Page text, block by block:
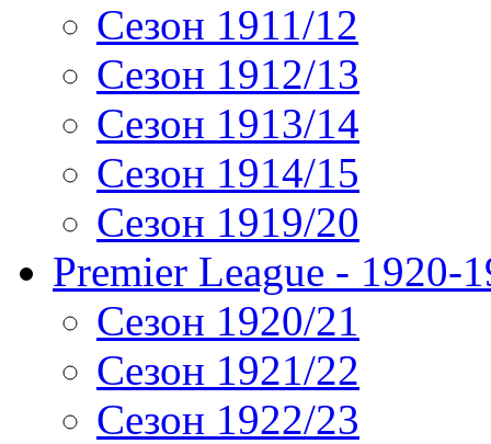
Сезон 1911/12
Сезон 1912/13
Сезон 1913/14
Сезон 1914/15
Сезон 1919/20
Premier League - 1920-
Сезон 1920/21
Сезон 1921/22
Сезон 1922/23